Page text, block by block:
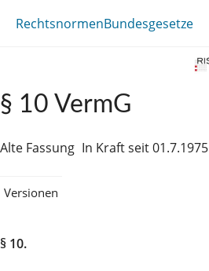
RechtsnormenBundesgesetze
§ 10 VermG
Alte Fassung In Kraft seit 01.7.1975
Versionen
§ 10.